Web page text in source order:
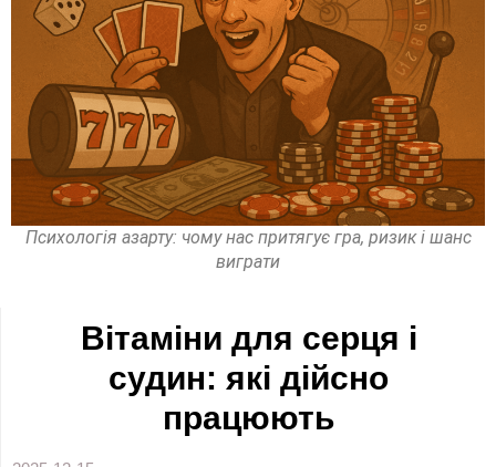
Психологія азарту: чому нас притягує гра, ризик і шанс
виграти
Вітаміни для серця і
судин: які дійсно
працюють